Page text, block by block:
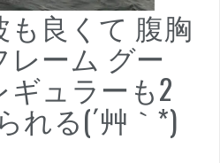
良くて 腹胸
ーム グー
ギュラーも2
れる(´艸｀*)